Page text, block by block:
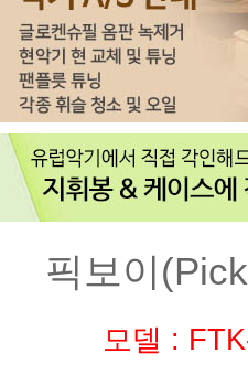
픽보이
모델 :